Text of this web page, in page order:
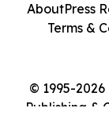
© 1995-
Publishing &
AboutPress
Terms &